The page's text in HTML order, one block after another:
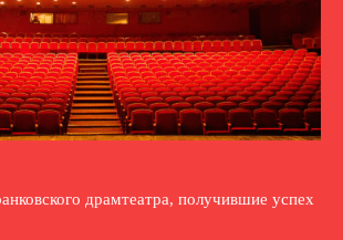
драмтеатра, получившие успех